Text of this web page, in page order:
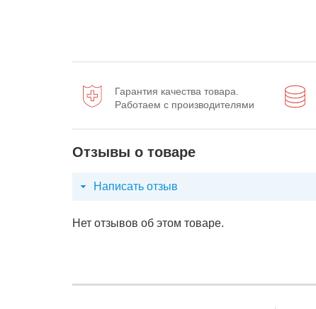
Гарантия качества товара.
Работаем с производителями
Отзывы о товаре
Написать отзыв
Нет отзывов об этом товаре.